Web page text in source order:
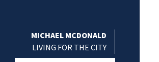
MICHAEL MCDONALD
LIVING FOR THE CITY